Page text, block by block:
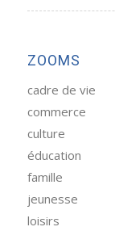
ZOOMS
cadre de vie
commerce
culture
éducation
famille
jeunesse
loisirs